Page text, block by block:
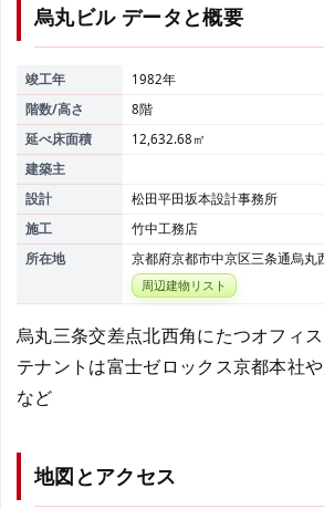
烏丸ビル データと概要
竣工年
1982年
階数/高さ
8階
延べ床面積
12,632.68㎡
建築主
設計
松田平田坂本設計事務所
施工
竹中工務店
所在地
京都府京都市中京区三条通烏丸
周辺建物リスト
烏丸三条交差点北西角にたつオフィス
テナントは富士ゼロックス京都本社
など
地図とアクセス